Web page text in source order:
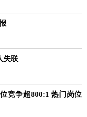
失联
竞争超800:1 热门岗位